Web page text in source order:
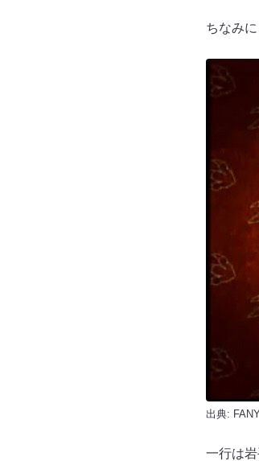
ちなみ
出典:
一行は